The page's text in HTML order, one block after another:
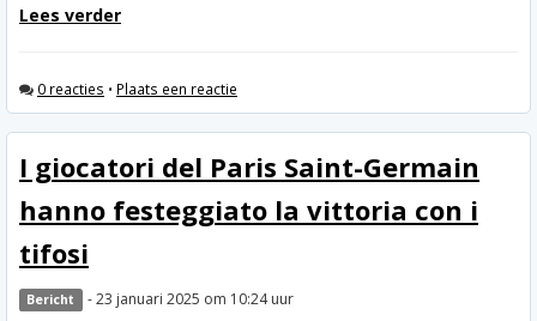
Lees verder
0 reacties • Plaats een reactie
I giocatori del Paris Saint-Germain
hanno festeggiato la vittoria con i
tifosi
Bericht - 23 januari 2025 om 10:24 uur